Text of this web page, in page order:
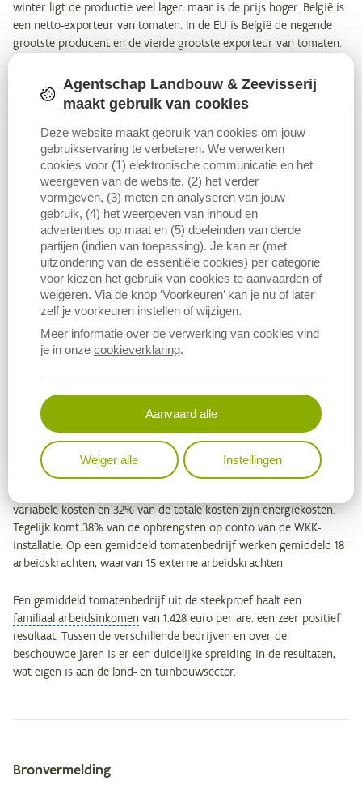
winter ligt de productie veel lager, maar is de prijs hoger. België is
een netto-exporteur van tomaten. In de EU is België de negende
grootste producent en de vierde grootste exporteur van tomaten.
Een warmte-krachtkoppelingsinstallatie (WKK) wekt zelf
elektriciteit en warmte op, voornamelijk uit aardgas. De
gezamenlijke productie van elektriciteit en warmte is efficiënter
dan de opwekking van elk apart. Hierdoor wordt er primaire
energie bespaard, wat een voordeel oplevert qua kosten, maar ook
bijdraagt aan het Vlaams energie- en klimaatbeleid. De
energieproductie door WKK-installaties wordt daarom deels
ondersteund in de vorm van warmte-krachtcertificaten. De
tomatenteler kan deze warmte-krachtcertificaten verkopen. Verder
verkopen veel tomatenbedrijven met een WKK-installatie de
elektriciteit die ze zelf niet nodig hebben op het stroomnet. De
WKK-installatie produceert dus elektriciteit en warmte voor de
tomatenteelt, maar genereert ook bijkomende inkomsten door de
verkoop van eigen elektriciteit en warmte-krachtcertificaten.
De tomatenteelt in Vlaanderen is kapitaals-, arbeids- en energie-
dat een gemiddeld tomatenbedrijf met 3,3 hectare tomaten een
totale opbrengst heeft van 2,3 miljoen euro. De totale variabele
kosten (o.a. aankoop van aardgas, seizoensarbeid, zaai- en
pootgoed) bedragen 1,0 miljoen euro en de totale vaste kosten (o.a.
betaalde lonen, afschrijvingen, gronden en gebouwen) komen neer
variabele kosten en 32% van de totale kosten zijn energiekosten.
Tegelijk komt 38% van de opbrengsten op conto van de WKK-
installatie. Op een gemiddeld tomatenbedrijf werken gemiddeld 18
arbeidskrachten, waarvan 15 externe arbeidskrachten.
Een gemiddeld tomatenbedrijf uit de steekproef haalt een
familiaal arbeidsinkomen van 1.428 euro per are: een zeer positief
resultaat. Tussen de verschillende bedrijven en over de
beschouwde jaren is er een duidelijke spreiding in de resultaten,
wat eigen is aan de land- en tuinbouwsector.
Metagegevens
Bronvermelding
Agentschap Landbouw & Zeevisserij
maakt gebruik van cookies
Deze website maakt gebruik van cookies om jouw
gebruikservaring te verbeteren. We verwerken
cookies voor (1) elektronische communicatie en het
weergeven van de website, (2) het verder
vormgeven, (3) meten en analyseren van jouw
gebruik, (4) het weergeven van inhoud en
advertenties op maat en (5) doeleinden van derde
partijen (indien van toepassing). Je kan er (met
uitzondering van de essentiële cookies) per categorie
voor kiezen het gebruik van cookies te aanvaarden of
weigeren. Via de knop ‘Voorkeuren’ kan je nu of later
zelf je voorkeuren instellen of wijzigen.
Meer informatie over de verwerking van cookies vind
je in onze cookieverklaring.
Aanvaard alle
Weiger alle Instellingen